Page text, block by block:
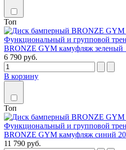
Топ
Функциональный и групповой
BRONZE GYM камуфляж зеленый
6 790 руб.
В корзину
Топ
Функциональный и групповой
BRONZE GYM камуфляж синий
11 790 руб.